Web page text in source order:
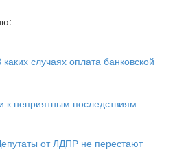
каких случаях оплата банковской
к неприятным последствиям
от ЛДПР не перестают